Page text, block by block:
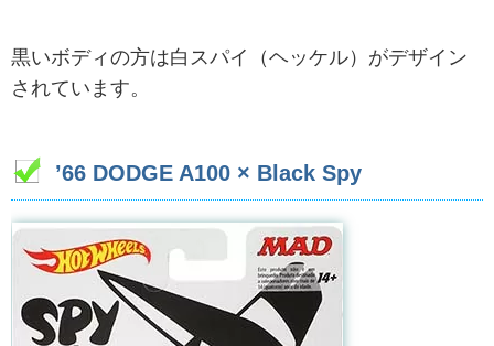
黒いボディの方は白スパイ（ヘッケル）がデザイン
されています。
’66 DODGE A100 × Black Spy